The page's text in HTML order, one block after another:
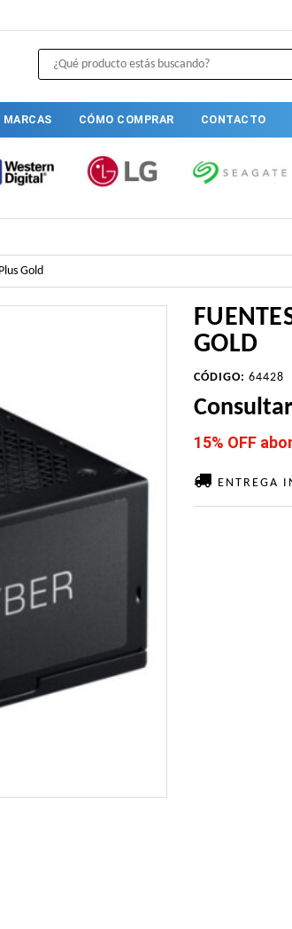
MARCAS CÓMO COMPRAR CONTACTO
Gold
GOLD
CÓDIGO: 64428
Consultar
15% OFF
ENTREGA